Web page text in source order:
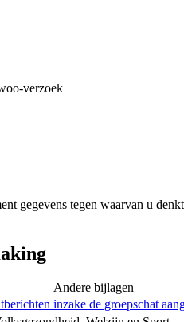
verzoek
gegevens tegen waarvan u
Andere bijlagen
inzake de groepschat